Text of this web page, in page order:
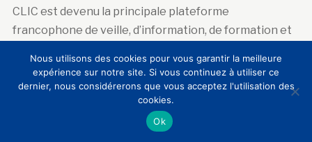
CLIC est devenu la principale plateforme
francophone de veille, d’information, de formation et
sociale dans les lieux de patrimoine artistique,
historique et scientifique.
Nous utilisons des cookies pour vous garantir la meilleure
expérience sur notre site. Si vous continuez à utiliser ce
dernier, nous considérerons que vous acceptez l'utilisation des
cookies.
Ok